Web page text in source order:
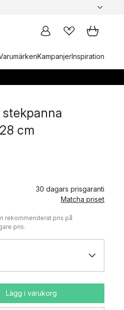
KampanjerInspiration
cm
30 dagars prisgaranti
Matcha priset
rekommenderat pris på
pris.
Lägg i varukorg